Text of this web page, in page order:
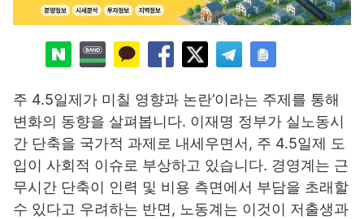
주 4.5일제가 미칠 영향과 논란’이라는 주제를 통해
변화의 동향을 살펴봅니다. 이재명 정부가 실노동시
간 단축을 국가적 과제로 내세우면서, 주 4.5일제 도
입이 사회적 이슈로 부상하고 있습니다. 경영계는 근
무시간 단축이 인력 및 비용 측면에서 부담을 초래할
수 있다고 우려하는 반면, 노동계는 이것이 저출생과